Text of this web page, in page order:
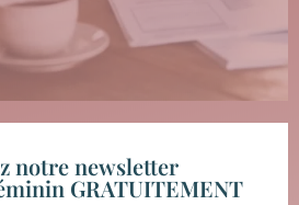
notre newsletter
GRATUITEMENT